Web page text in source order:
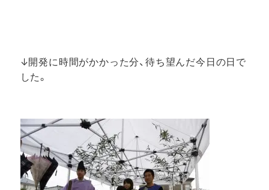
↓開発に時間がかかった分、待ち望んだ今日の日で
した。